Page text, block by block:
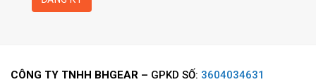
CÔNG TY TNHH BHGEAR – GPKD SỐ: 3604034631